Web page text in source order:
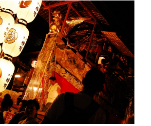
知
っ
て
い
ま
す
か？
そ
の
由
来
や